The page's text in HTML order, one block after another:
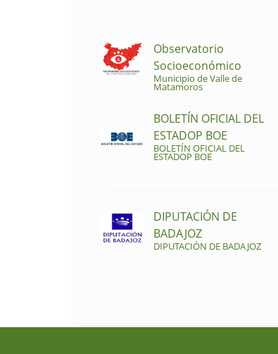
Observatorio
Socioeconómico
Municipio de Valle de
Matamoros
BOLETÍN OFICIAL DEL
ESTADOP BOE
BOLETÍN OFICIAL DEL
ESTADOP BOE
DIPUTACIÓN DE
BADAJOZ
DIPUTACIÓN DE BADAJOZ